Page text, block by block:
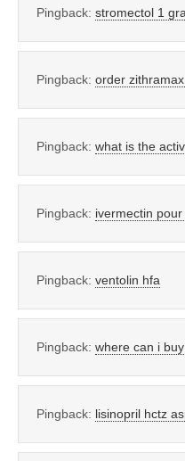
Pingback: stromectol 1
Pingback: order
Pingback: what is the
Pingback: ivermectin
Pingback: ventolin hfa
Pingback: where can i
Pingback: lisinopril hctz